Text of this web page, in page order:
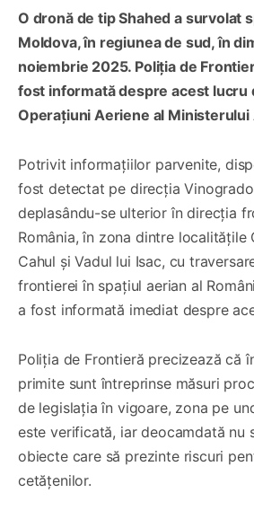
O dronă de tip Shahed a survolat
Moldova, în regiunea de sud, în
noiembrie 2025. Poliția de
fost informată despre acest lucru
Operațiuni Aeriene al Ministerului
Potrivit informațiilor parvenite,
fost detectat pe direcția
deplasându-se ulterior în direcția
România, în zona dintre localitățile
Cahul și Vadul lui Isac, cu
frontierei în spațiul aerian al
a fost informată imediat despre
Poliția de Frontieră precizează că
primite sunt întreprinse măsuri
de legislația în vigoare, zona pe
este verificată, iar deocamdată nu
obiecte care să prezinte riscuri
cetățenilor.